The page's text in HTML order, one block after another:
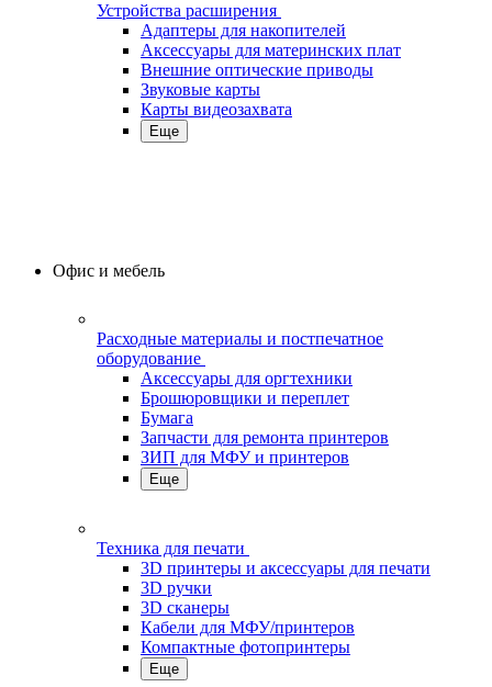
Устройства расширения
Адаптеры для накопителей
Аксессуары для материнских плат
Внешние оптические приводы
Звуковые карты
Карты видеозахвата
Еще
Офис и мебель
Расходные материалы и постпечатное
оборудование
Аксессуары для оргтехники
Брошюровщики и переплет
Бумага
Запчасти для ремонта принтеров
ЗИП для МФУ и принтеров
Еще
Техника для печати
3D принтеры и аксессуары для печати
3D ручки
3D сканеры
Кабели для МФУ/принтеров
Компактные фотопринтеры
Еще